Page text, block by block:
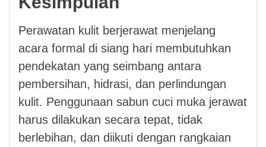
Perawatan kulit berjerawat menjelang
acara formal di siang hari membutuhkan
pendekatan yang seimbang antara
pembersihan, hidrasi, dan perlindungan
kulit. Penggunaan sabun cuci muka jerawat
harus dilakukan secara tepat, tidak
berlebihan, dan diikuti dengan rangkaian